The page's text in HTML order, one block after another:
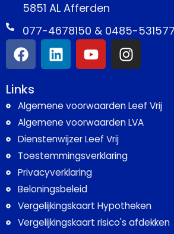
5851 AL Afferden
077-4678150 & 0485-531577
Links
Algemene voorwaarden Leef Vrij
Algemene voorwaarden LVA
Dienstenwijzer Leef Vrij
Toestemmingsverklaring
Privacyverklaring
Beloningsbeleid
Vergelijkingskaart Hypotheken
Vergelijkingskaart risico's afdekken